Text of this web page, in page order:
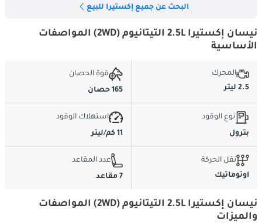
البحث عن جميع إكستيرا للبيع
نيسان إكستيرا 2.5L التيتانيوم (2WD) المواصفات
الأساسية
المحرك
2.5 ليتر
قوة الحصان
165 حصان
نوع الوقود
بترول
استهلاك الوقود
11 كم/ليتر
نقل الحركة
اوتوماتيك
عدد المقاعد
7 مقاعد
نيسان إكستيرا 2.5L التيتانيوم (2WD) المواصفات
والميزات